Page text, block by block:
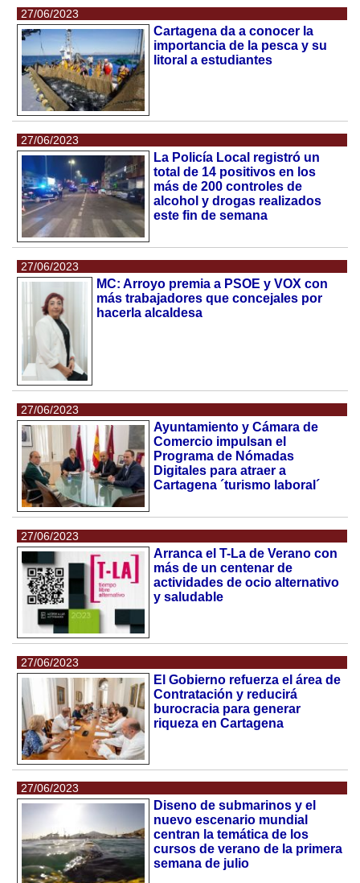
27/06/2023
Cartagena da a conocer la
importancia de la pesca y su
litoral a estudiantes
27/06/2023
La Policía Local registró un
total de 14 positivos en los
más de 200 controles de
alcohol y drogas realizados
este fin de semana
27/06/2023
MC: Arroyo premia a PSOE y VOX con
más trabajadores que concejales por
hacerla alcaldesa
27/06/2023
Ayuntamiento y Cámara de
Comercio impulsan el
Programa de Nómadas
Digitales para atraer a
Cartagena ´turismo laboral´
27/06/2023
Arranca el T-La de Verano con
más de un centenar de
actividades de ocio alternativo
y saludable
27/06/2023
El Gobierno refuerza el área de
Contratación y reducirá
burocracia para generar
riqueza en Cartagena
27/06/2023
Diseno de submarinos y el
nuevo escenario mundial
centran la temática de los
cursos de verano de la primera
semana de julio